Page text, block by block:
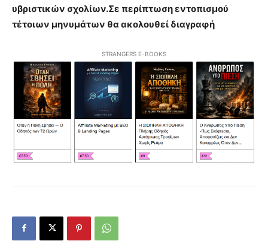
υβριστικών σχολίων.Σε περίπτωση εντοπισμού
τέτοιων μηνυμάτων θα ακολουθεί διαγραφή
STRANGERS E-BOOKS